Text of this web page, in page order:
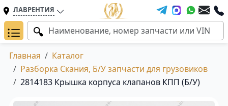
ЛАВРЕНТИЯ
Главная
Каталог
Разборка Скания, Б/У запчасти для грузовиков
2814183 Крышка корпуса клапанов КПП (Б/У)